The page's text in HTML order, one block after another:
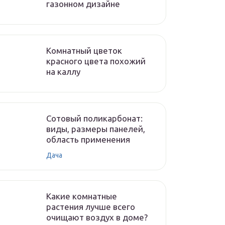
газонном дизайне
Комнатный цветок
красного цвета похожий
на каллу
Сотовый поликарбонат:
виды, размеры панелей,
область применения
Дача
Какие комнатные
растения лучше всего
очищают воздух в доме?